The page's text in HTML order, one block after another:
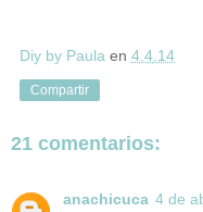
Diy by Paula en 4.4.14
Compartir
21 comentarios:
anachicuca 4 de